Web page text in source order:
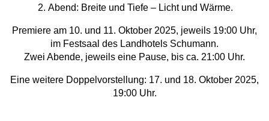
Abend: Breite und Tiefe – Licht und Wärme.
Premiere am 10. und 11. Oktober 2025, jeweils 19:00 Uhr,
im Festsaal des Landhotels Schumann.
Zwei Abende, jeweils eine Pause, bis ca. 21:00 Uhr.
Eine weitere Doppelvorstellung: 17. und 18. Oktober 2025,
19:00 Uhr.